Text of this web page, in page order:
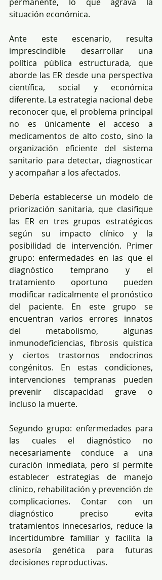
situación económica.
Ante este escenario, resulta
imprescindible desarrollar una
política pública estructurada, que
aborde las ER desde una perspectiva
científica, social y económica
diferente. La estrategia nacional debe
reconocer que, el problema principal
no es únicamente el acceso a
medicamentos de alto costo, sino la
organización eficiente del sistema
sanitario para detectar, diagnosticar
y acompañar a los afectados.
Debería establecerse un modelo de
priorización sanitaria, que clasifique
las ER en tres grupos estratégicos
según su impacto clínico y la
posibilidad de intervención. Primer
grupo: enfermedades en las que el
diagnóstico temprano y el
tratamiento oportuno pueden
modificar radicalmente el pronóstico
del paciente. En este grupo se
encuentran varios errores innatos
del metabolismo, algunas
inmunodeficiencias, fibrosis quística
y ciertos trastornos endocrinos
congénitos. En estas condiciones,
intervenciones tempranas pueden
prevenir discapacidad grave o
incluso la muerte.
Segundo grupo: enfermedades para
las cuales el diagnóstico no
necesariamente conduce a una
curación inmediata, pero sí permite
establecer estrategias de manejo
clínico, rehabilitación y prevención de
complicaciones. Contar con un
diagnóstico preciso evita
tratamientos innecesarios, reduce la
incertidumbre familiar y facilita la
asesoría genética para futuras
decisiones reproductivas.